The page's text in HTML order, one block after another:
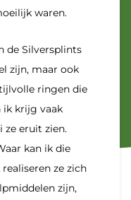
waren.
de Silversplints
zijn, maar ook
ringen die
ik krijg vaak
eruit zien.
kan ik die
ze zich
zijn,